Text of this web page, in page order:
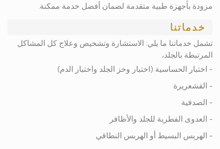
مزودة بأجهزة طبية متقدمة لضمان أفضل خدمة ممكنة.
خدماتنا
تشمل خدماتنا ما يلي: الاستشارة وتشخيص وعلاج كل المشاكل
المرتبطة بالجلد،
- اختبار الحساسية (اختبار وخز الجلد واختبار الدم)
- القشعريرة
- الصدفية
- العدوى الفطرية للجلد والأظافر
- الهربس البسيط أو الهربس النطاقي